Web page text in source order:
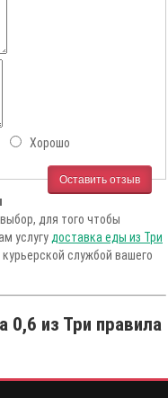
Хорошо
Оставить отзыв
для того чтобы
услугу доставка еды из Три
службой вашего
0,6 из Три правила